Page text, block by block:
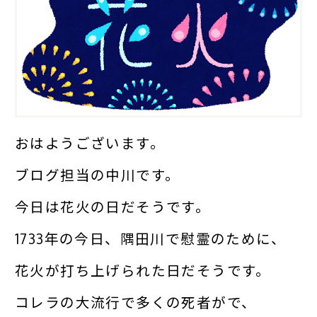
おはようございます。
ブログ担当の中川です。
今日は花火の日だそうです。
1733年の今日、隅田川で慰霊のために、
花火が打ち上げられた日だそうです。
コレラの大流行で多くの死者がで、